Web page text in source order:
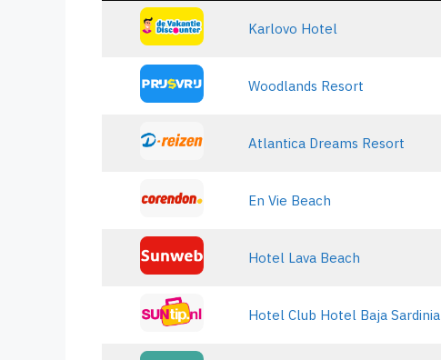
Karlovo Hotel
Woodlands Resort
Atlantica Dreams Resort
En Vie Beach
Hotel Lava Beach
Hotel Club Hotel Baja Sardinia